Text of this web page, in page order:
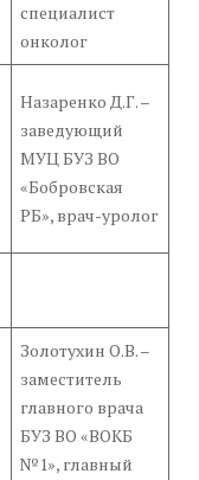
специалист
онколог
Назаренко Д.Г. –
заведующий
МУЦ БУЗ ВО
«Бобровская
РБ», врач-уролог
Золотухин О.В. –
заместитель
главного врача
БУЗ ВО «ВОКБ
№1», главный